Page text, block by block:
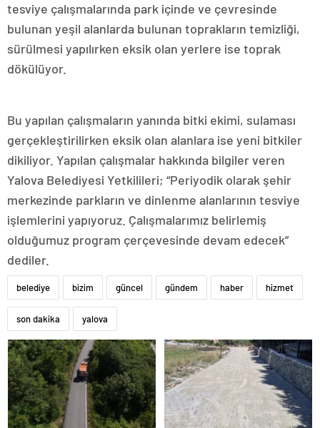
tesviye çalışmalarında park içinde ve çevresinde
bulunan yeşil alanlarda bulunan toprakların temizliği,
sürülmesi yapılırken eksik olan yerlere ise toprak
dökülüyor.
Bu yapılan çalışmaların yanında bitki ekimi, sulaması
gerçekleştirilirken eksik olan alanlara ise yeni bitkiler
dikiliyor. Yapılan çalışmalar hakkında bilgiler veren
Yalova Belediyesi Yetkilileri; “Periyodik olarak şehir
merkezinde parkların ve dinlenme alanlarının tesviye
işlemlerini yapıyoruz. Çalışmalarımız belirlemiş
olduğumuz program çerçevesinde devam edecek”
dediler.
belediye bizim güncel gündem haber hizmet
son dakika yalova